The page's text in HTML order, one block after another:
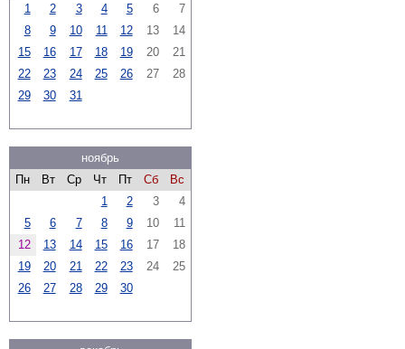
1
2 3 4 5 6
7
8
9 10 11 12 13
14
15
16 17 18 19 20
21
22
23 24 25 26 27
28
29
30 31
ноябрь
Пн
Вт Ср Чт Пт Сб
Вс
1
2 3
4
5
6 7 8 9 10
11
12
13 14 15 16 17
18
19
20 21 22 23 24
25
26
27 28 29 30